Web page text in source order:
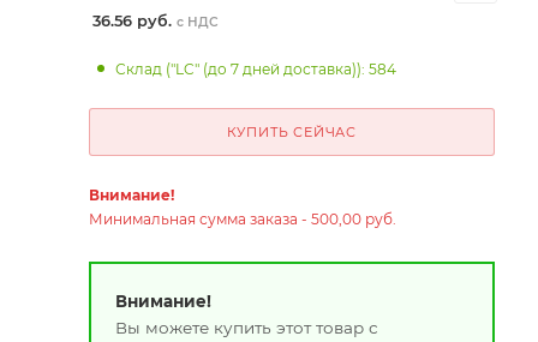
36.56 руб. с НДС
Склад ("LC" (до 7 дней доставка)): 584
КУПИТЬ СЕЙЧАС
Внимание!
Минимальная сумма заказа - 500,00 руб.
Внимание!
Вы можете купить этот товар с